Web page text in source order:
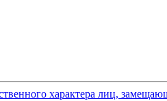
характера лиц,